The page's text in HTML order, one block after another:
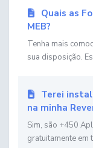
Quais as
MEB?
Tenha mais
sua disposição.
Terei
na minha
Sim, são +450
gratuitamente em